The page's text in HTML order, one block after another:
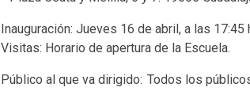
Inauguración: Jueves 16 de abril, a las 17:45
Visitas: Horario de apertura de la Escuela.
Público al que va dirigido Todos los